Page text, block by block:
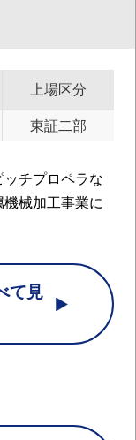
上場区分
東証二部
チプロペラな
械加工事業に
て見